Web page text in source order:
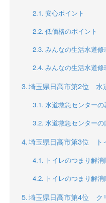
安心ポイント
低価格のポイント
みんなの生活水道
みんなの生活水道修
埼玉県日高市第2位 水
水道救急センターの
水道救急センターの
埼玉県日高市第3位 ト
トイレのつまり解
トイレのつまり解消
埼玉県日高市第4位 ク